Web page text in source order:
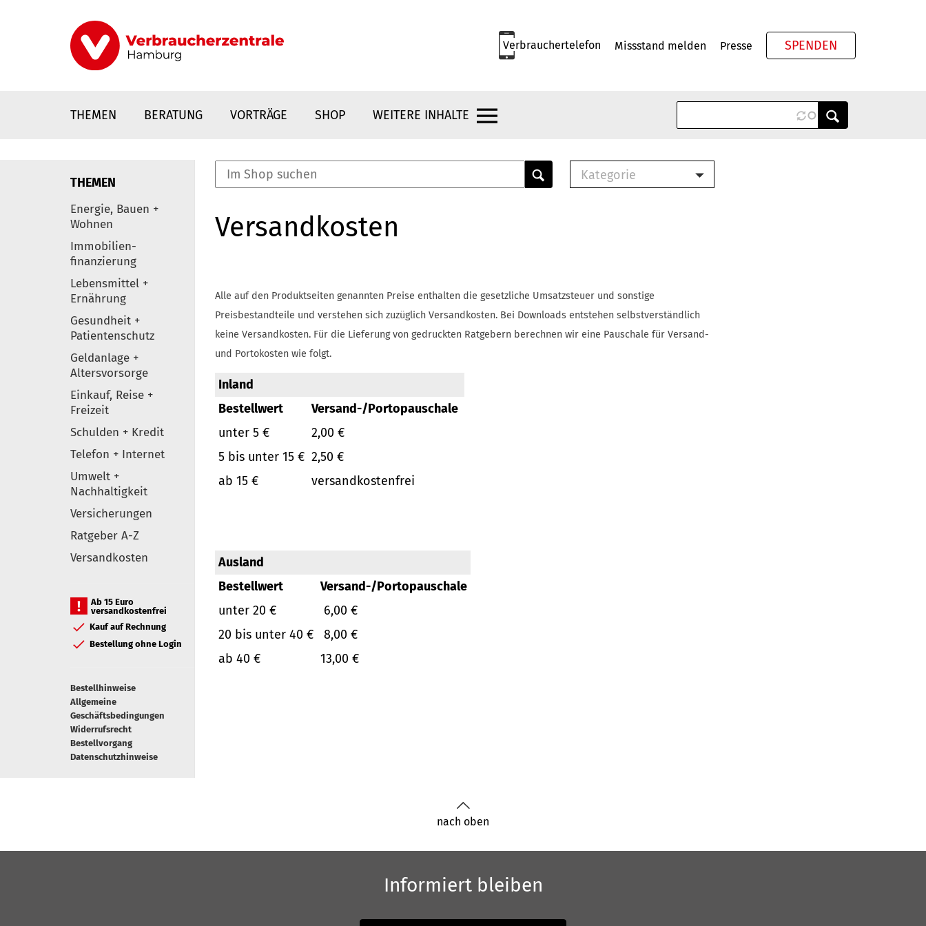
Verbrauchertelefon Missstand melden Presse SPENDEN
THEMEN BERATUNG VORTRÄGE SHOP WEITERE INHALTE
Elemente
THEMEN
Energie, Bauen +
Wohnen
Immobilien-
finanzierung
Lebensmittel +
Ernährung
Gesundheit +
Patientenschutz
Geldanlage +
Altersvorsorge
Einkauf, Reise +
Freizeit
Schulden + Kredit
Telefon + Internet
Umwelt +
Nachhaltigkeit
Versicherungen
Ratgeber A-Z
Versandkosten
Ab 15 Euro
versandkostenfrei
Kauf auf Rechnung
Bestellung ohne Login
Bestellhinweise
Allgemeine
Geschäftsbedingungen
Widerrufsrecht
Bestellvorgang
Datenschutzhinweise
Kategorie
Buch
Versandkosten
Alle auf den Produktseiten genannten Preise enthalten die gesetzliche Umsatzsteuer und sonstige
Preisbestandteile und verstehen sich zuzüglich Versandkosten. Bei Downloads entstehen selbstverständlich
keine Versandkosten. Für die Lieferung von gedruckten Ratgebern berechnen wir eine Pauschale für Versand-
und Portokosten wie folgt.
Inland
Bestellwert
Versand-/Portopauschale
unter 5 €
2,00 €
5 bis unter 15 € 2,50 €
ab 15 €
versandkostenfrei
Ausland
Bestellwert
Versand-/Portopauschale
unter 20 €
6,00 €
20 bis unter 40 €
8,00 €
ab 40 €
13,00 €
nach oben
Informiert bleiben